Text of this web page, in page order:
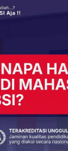
anak
nyata
program
masa mendatang
(Niken)
BSI